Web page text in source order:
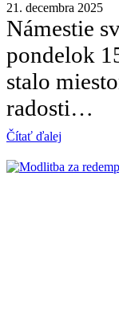
21. decembra 2025
Námestie
pondelok
stalo
radosti…
Čítať ďalej